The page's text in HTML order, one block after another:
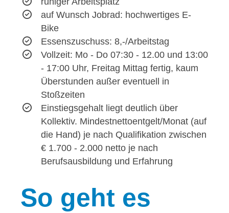
auf Wunsch Jobrad: hochwertiges E-
Bike
Essenszuschuss: 8,-/Arbeitstag
Vollzeit: Mo - Do 07:30 - 12.00 und 13:00
- 17:00 Uhr, Freitag Mittag fertig, kaum
Überstunden außer eventuell in
Stoßzeiten
Einstiegsgehalt liegt deutlich über
Kollektiv. Mindestnettoentgelt/Monat (auf
die Hand) je nach Qualifikation zwischen
€ 1.700 - 2.000 netto je nach
Berufsausbildung und Erfahrung
So geht es